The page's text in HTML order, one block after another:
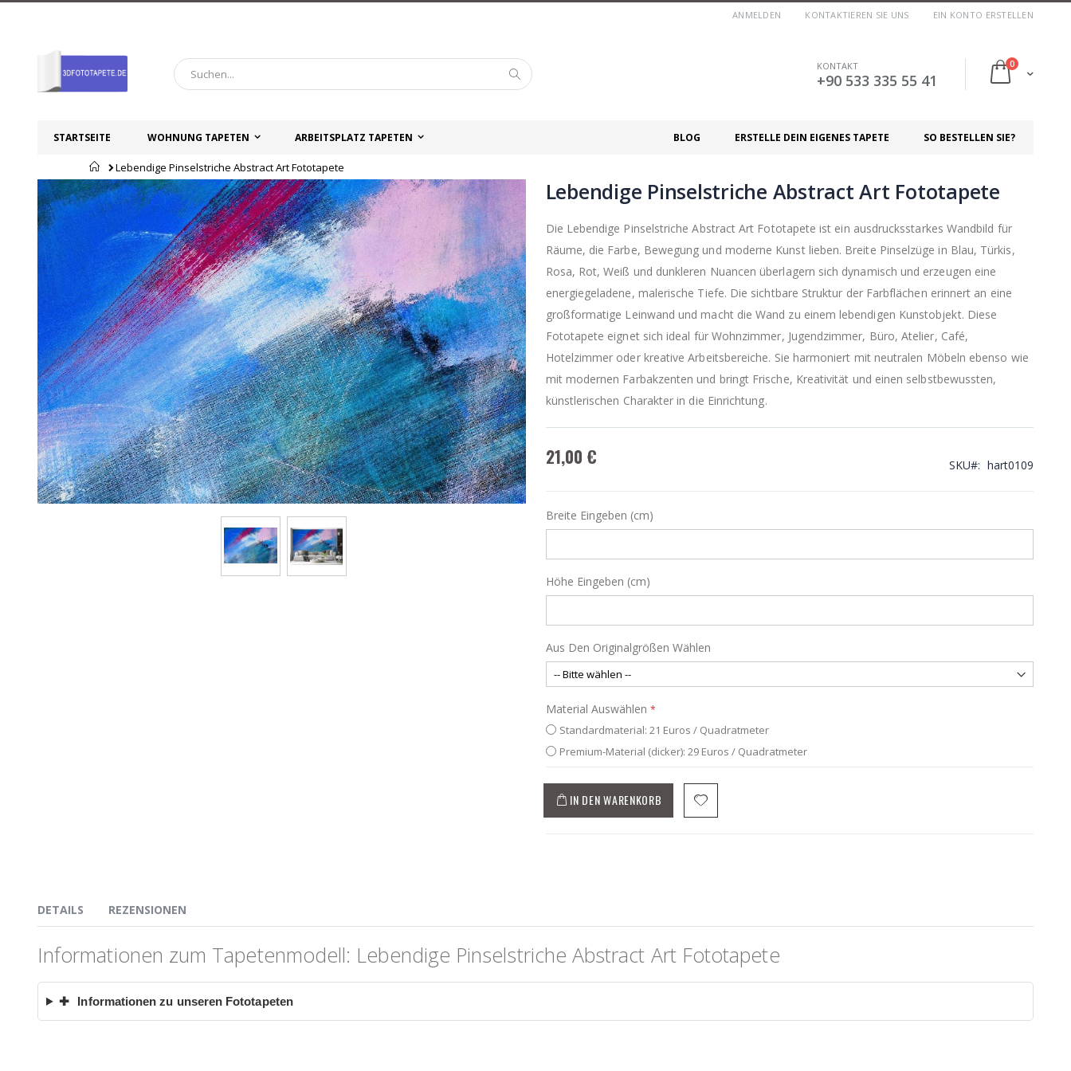
ANMELDEN KONTAKTIEREN SIE UNS EIN KONTO ERSTELLEN
Cart
0Artikel
Suche KONTAKT
+90 533 335 55 41
STARTSEITE WOHNUNG TAPETEN ARBEITSPLATZ TAPETEN SO BESTELLEN SIE?
ERSTELLE DEIN EIGENES TAPETE
BLOG
Startseite
Lebendige Pinselstriche Abstract Art Fototapete
Zum
Ende
der
Bildgalerie
Zum
Anfang
der
Bildgalerie
Lebendige Pinselstriche Abstract Art Fototapete
Die Lebendige Pinselstriche Abstract Art Fototapete ist ein ausdrucksstarkes Wandbild für
Räume, die Farbe, Bewegung und moderne Kunst lieben. Breite Pinselzüge in Blau, Türkis,
Rosa, Rot, Weiß und dunkleren Nuancen überlagern sich dynamisch und erzeugen eine
energiegeladene, malerische Tiefe. Die sichtbare Struktur der Farbflächen erinnert an eine
großformatige Leinwand und macht die Wand zu einem lebendigen Kunstobjekt. Diese
Fototapete eignet sich ideal für Wohnzimmer, Jugendzimmer, Büro, Atelier, Café,
Hotelzimmer oder kreative Arbeitsbereiche. Sie harmoniert mit neutralen Möbeln ebenso wie
mit modernen Farbakzenten und bringt Frische, Kreativität und einen selbstbewussten,
künstlerischen Charakter in die Einrichtung.
21,00 € SKU hart0109
Breite Eingeben (cm)
Höhe Eingeben (cm)
Aus Den Originalgrößen Wählen
Material Auswählen
Standardmaterial: 21 Euros / Quadratmeter
Premium-Material (dicker): 29 Euros / Quadratmeter
IN DEN WARENKORB
DETAILS
Informationen zum Tapetenmodell: Lebendige Pinselstriche Abstract Art Fototapete
✚ Informationen zu unseren Fototapeten
REZENSIONEN